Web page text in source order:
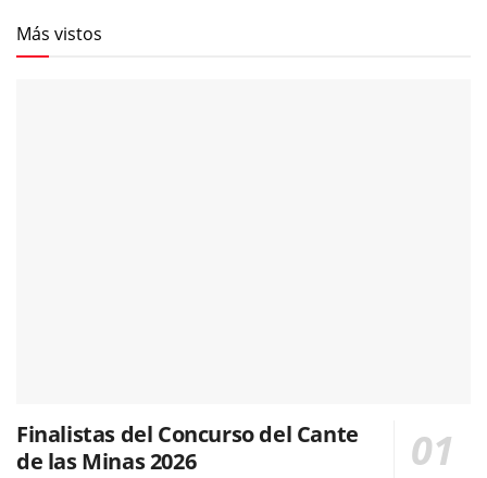
Más vistos
Finalistas del Concurso del Cante
de las Minas 2026